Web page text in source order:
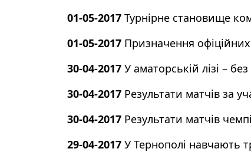
01-05-2017 Турнірне становище
01-05-2017 Призначення
30-04-2017 У аматорській лізі –
30-04-2017 Результати матчів за
30-04-2017 Результати матчів
29-04-2017 У Тернополі навчають